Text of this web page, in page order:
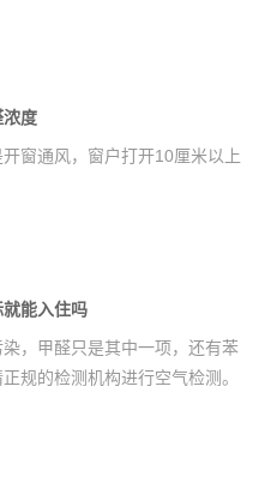
浓度
窗通风，窗户打开10厘米以上
就能入住吗
，甲醛只是其中一项，还有苯
规的检测机构进行空气检测。